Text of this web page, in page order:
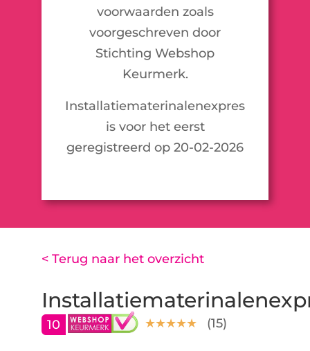
voorwaarden zoals
voorgeschreven door
Stichting Webshop
Keurmerk.
Installatiematerinalenexpres
is voor het eerst
geregistreerd op 20-02-2026
< Terug naar het overzicht
10 (15)